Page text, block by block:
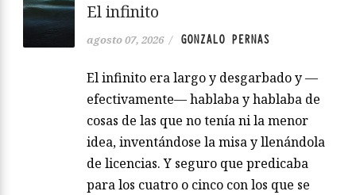
El infinito
agosto 07, 2026 / GONZALO PERNAS
El infinito era largo y desgarbado y —
efectivamente— hablaba y hablaba de
cosas de las que no tenía ni la menor
idea, inventándose la misa y llenándola
de licencias. Y seguro que predicaba
para los cuatro o cinco con los que se